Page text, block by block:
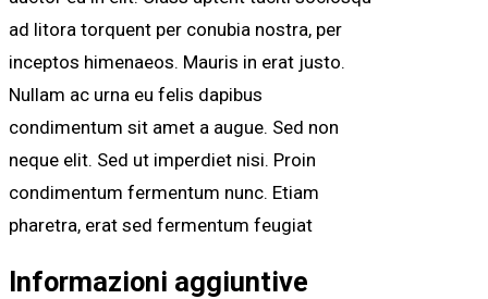
ad litora torquent per conubia nostra, per
inceptos himenaeos. Mauris in erat justo.
Nullam ac urna eu felis dapibus
condimentum sit amet a augue. Sed non
neque elit. Sed ut imperdiet nisi. Proin
condimentum fermentum nunc. Etiam
pharetra, erat sed fermentum feugiat
Informazioni aggiuntive